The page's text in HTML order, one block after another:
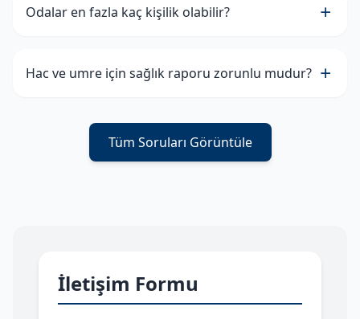
Odalar en fazla kaç kişilik olabilir?
Hac ve umre için sağlık raporu zorunlu mudur?
Tüm Soruları Görüntüle
İletişim Formu